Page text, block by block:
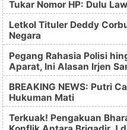
Tukar Nomor HP: Dulu
Letkol Tituler Deddy
Negara
Pegang Rahasia Polisi
Aparat, Ini Alasan Irjen
BREAKING NEWS: Putri
Hukuman Mati
Terkuak! Pengakuan